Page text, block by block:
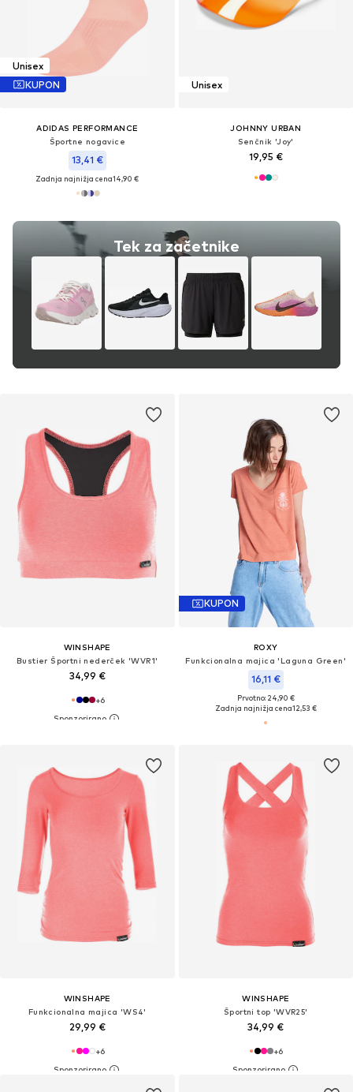
Unisex
KUPON
ADIDAS PERFORMANCE
Športne nogavice
13,41 €
Zadnja najnižja cena14,90 €
Tek za začetnike
Unisex
JOHNNY URBAN
Senčnik 'Joy'
19,95 €
WINSHAPE
Bustier Športni nederček 'WVR1'
34,99 €
+6
KUPON
ROXY
Funkcionalna majica 'Laguna Green'
16,11 €
Prvotno: 24,90 €
Zadnja najnižja cena12,53 €
WINSHAPE
Funkcionalna majica 'WS4'
29,99 €
+6
WINSHAPE
Športni top 'WVR25'
34,99 €
+6